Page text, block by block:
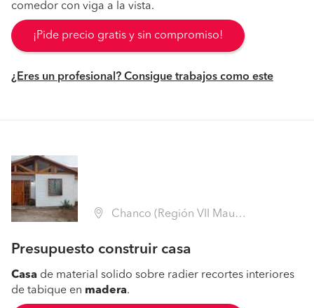
comedor con viga a la vista.
¡Pide precio gratis y sin compromiso!
¿Eres un profesional? Consigue trabajos como este
Chanco (Región VII Maule - Cauquenes)
Presupuesto construir casa
Casa de material solido sobre radier recortes interiores
de tabique en madera.